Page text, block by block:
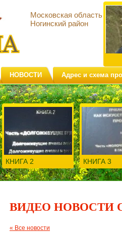
Московская область
Ногинский район
НОВОСТИ Адрес и схема
КНИГА 2 КНИГА 3
ВИДЕО НОВОСТИ
« Все новости